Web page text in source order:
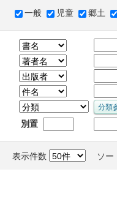
一般 児童 郷土
別置
表示件数 ソー